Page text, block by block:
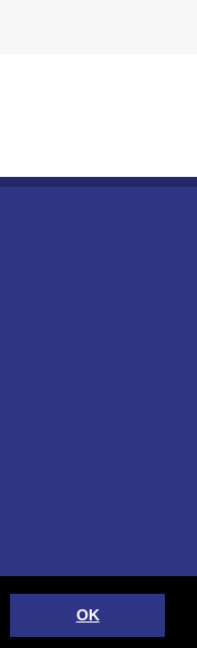
OK
TiDi Media